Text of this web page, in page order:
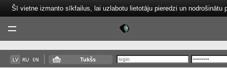
Menu
Tukšs
Šī vietne izmanto sīkfailus, lai uzlabotu lietotāju pieredzi un nodrošinātu